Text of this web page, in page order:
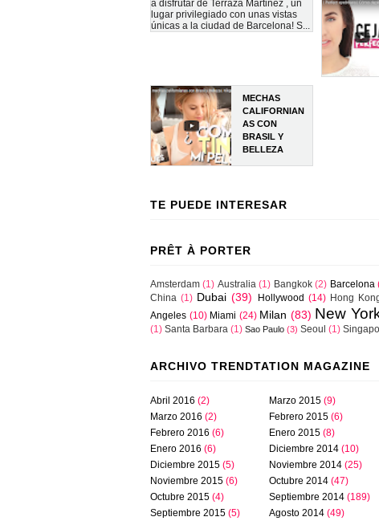
a disfrutar de Terraza Martinez , un
lugar privilegiado con unas vistas
únicas a la ciudad de Barcelona! S...
MECHAS
CALIFORNIAN
AS CON
BRASIL Y
BELLEZA
TE PUEDE INTERESAR
PRÊT À PORTER
Amsterdam (1) Australia (1) Bangkok (2) Barcelona
China (1) Dubai (39) Hollywood (14) Hong
Angeles (10) Miami (24) Milan (83) New
(1) Santa Barbara (1) Sao Paulo (3) Seoul (1)
ARCHIVO TRENDTATION MAGAZINE
Abril 2016 (2)
Marzo 2016 (2)
Febrero 2016 (6)
Enero 2016 (6)
Diciembre 2015 (5)
Noviembre 2015 (6)
Octubre 2015 (4)
Septiembre 2015 (5)
Marzo 2015 (9)
Febrero 2015 (6)
Enero 2015 (8)
Diciembre 2014 (10)
Noviembre 2014 (25)
Octubre 2014 (47)
Septiembre 2014 (189)
Agosto 2014 (49)